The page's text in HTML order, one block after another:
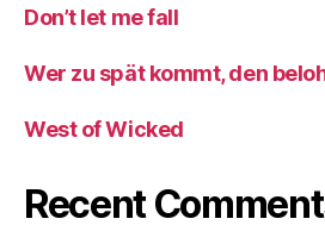
Don’t let me fall
Wer zu spät kommt, den
West of Wicked
Recent